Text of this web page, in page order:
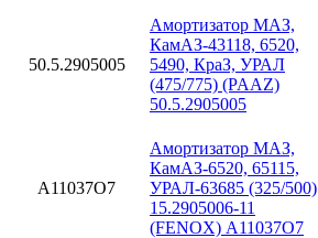
50.5.2905005
Амортизатор МАЗ,
КамАЗ-43118, 6520,
5490, КраЗ, УРАЛ
(475/775) (PAAZ)
50.5.2905005
A11037O7
Амортизатор МАЗ,
КамАЗ-6520, 65115,
УРАЛ-63685 (325/500)
15.2905006-11
(FENOX) A11037O7